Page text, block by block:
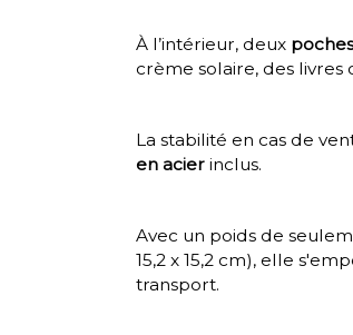
À l’intérieur, deux
crème solaire, des livres
La stabilité en cas de
en acierinclus.
Avec un poids de
15,2 x 15,2 cm), elle
transport.